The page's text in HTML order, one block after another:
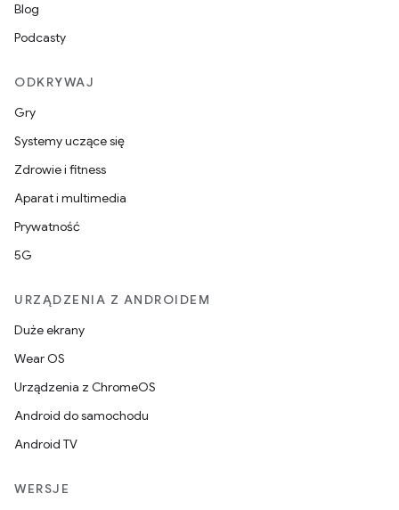
Blog
Podcasty
ODKRYWAJ
Gry
Systemy uczące się
Zdrowie i fitness
Aparat i multimedia
Prywatność
5G
URZĄDZENIA Z ANDROIDEM
Duże ekrany
Wear OS
Urządzenia z ChromeOS
Android do samochodu
Android TV
WERSJE